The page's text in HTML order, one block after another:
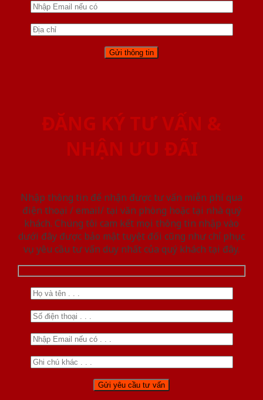
ĐĂNG KÝ TƯ VẤN &
NHẬN ƯU ĐÃI
Nhập thông tin để nhận được tư vấn miễn phí qua
điện thoại / email/ tại văn phòng hoặc tại nhà quý
khách. Chúng tôi cam kết mọi thông tin nhập vào
dưới đây được bảo mật tuyệt đối cũng như chỉ phục
vụ yêu cầu tư vấn duy nhất của quý khách tại đây.